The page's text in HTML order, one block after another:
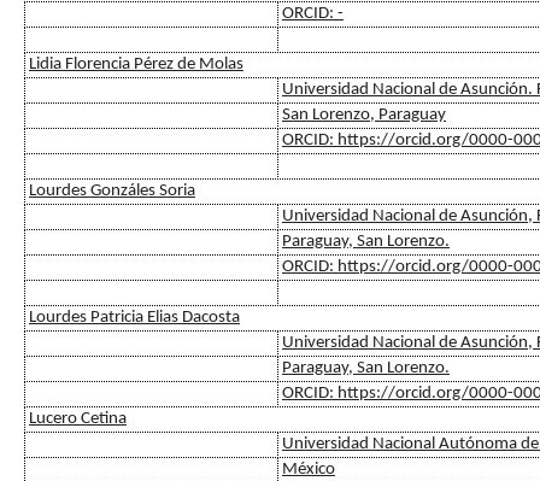
ORCID: -
Lidia Florencia Pérez de Molas
Universidad Nacional de Asunción.
San Lorenzo, Paraguay
ORCID: https://orcid.org/0000-
Lourdes Gonzáles Soria
Universidad Nacional de Asunción,
Paraguay, San Lorenzo.
ORCID: https://orcid.org/0000-
Lourdes Patricia Elias Dacosta
Universidad Nacional de Asunción,
Paraguay, San Lorenzo.
ORCID: https://orcid.org/0000-
Lucero Cetina
Universidad Nacional Autónoma
México